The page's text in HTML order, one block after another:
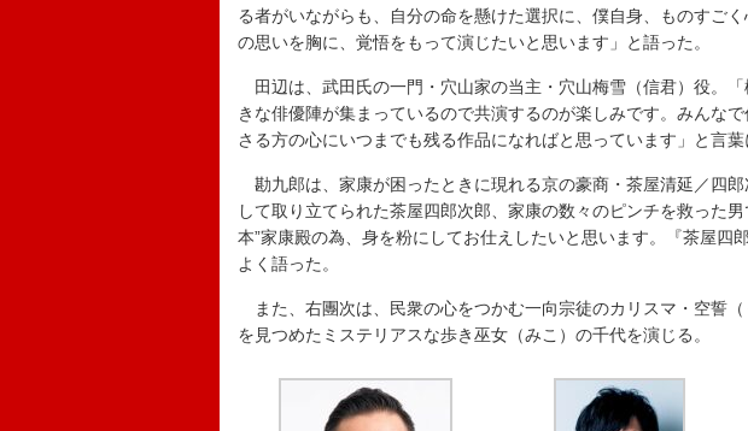
る者がいながらも、自分の命を懸けた選択に、僕自身、ものすご
の思いを胸に、覚悟をもって演じたいと思います」と語った。
田辺は、武田氏の一門・穴山家の当主・穴山梅雪（信君）役。
きな俳優陣が集まっているので共演するのが楽しみです。みんな
さる方の心にいつまでも残る作品になればと思っています」と言葉
勘九郎は、家康が困ったときに現れる京の豪商・茶屋清延／四
して取り立てられた茶屋四郎次郎、家康の数々のピンチを救った
本”家康殿の為、身を粉にしてお仕えしたいと思います。『茶屋四
よく語った。
また、右團次は、民衆の心をつかむ一向宗徒のカリスマ・空誓
を見つめたミステリアスな歩き巫女（みこ）の千代を演じる。